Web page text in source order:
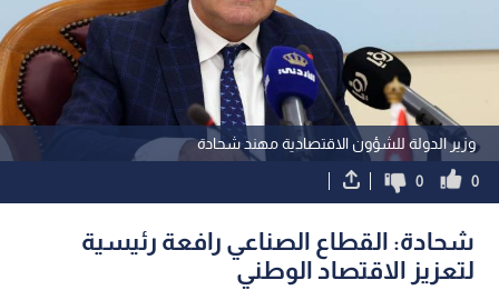
وزير الدولة للشؤون الاقتصادية مهند شحادة
0
0
شحادة: القطاع الصناعي رافعة رئيسية
لتعزيز الاقتصاد الوطني